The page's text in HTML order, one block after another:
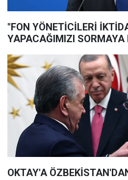
"FON YÖNETİCİLERİ
YAPACAĞIMIZI SORMAYA
OKTAY'A